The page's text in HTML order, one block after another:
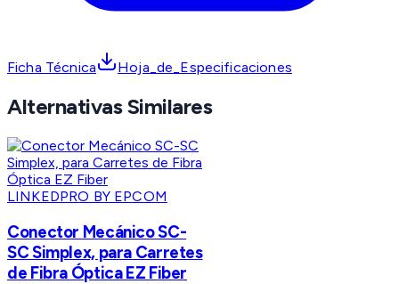
Ficha Técnica Hoja_de_Especificaciones
Alternativas Similares
LINKEDPRO BY EPCOM
Conector Mecánico SC-
SC Simplex, para Carretes
de Fibra Óptica EZ Fiber